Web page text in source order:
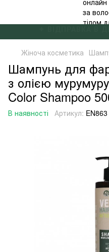
Жіноча косметика
Шампунь для
з олією
Color Shampoo
В наявності Артикул: EN863